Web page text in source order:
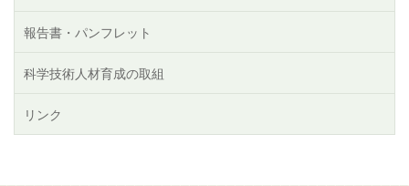
報告書・パンフレット
科学技術人材育成の取組
リンク